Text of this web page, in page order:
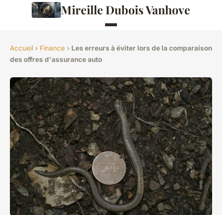
Mireille Dubois Vanhove
Accueil › Finance › Les erreurs à éviter lors de la comparaison
des offres d'assurance auto